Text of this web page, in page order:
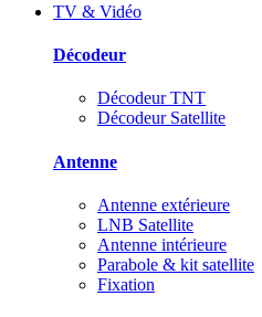
TV & Vidéo
Décodeur
Décodeur TNT
Décodeur Satellite
Antenne
Antenne extérieure
LNB Satellite
Antenne intérieure
Parabole & kit satellite
Fixation